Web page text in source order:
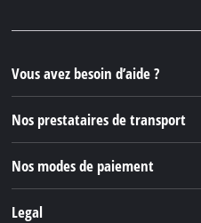
Instagram
TikTok
Pinterest
Vous avez besoin d’aide ?
Nos prestataires de transport
Nos modes de paiement
Legal